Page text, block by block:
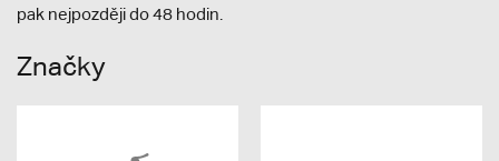
pak nejpozději do 48 hodin.
Značky